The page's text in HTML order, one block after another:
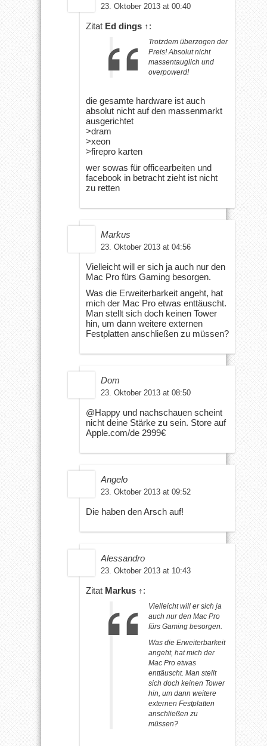
23. Oktober 2013 at 00:40
Zitat Ed dings ↑:
Trotzdem überzogen der
Preis! Absolut nicht
massentauglich und
overpowerd!
die gesamte hardware ist auch
absolut nicht auf den massenmarkt
ausgerichtet
>dram
>xeon
>firepro karten
wer sowas für officearbeiten und
facebook in betracht zieht ist nicht
zu retten
Markus
23. Oktober 2013 at 04:56
Vielleicht will er sich ja auch nur den
Mac Pro fürs Gaming besorgen.
Was die Erweiterbarkeit angeht, hat
mich der Mac Pro etwas enttäuscht.
Man stellt sich doch keinen Tower
hin, um dann weitere externen
Festplatten anschließen zu müssen?
Dom
23. Oktober 2013 at 08:50
@Happy und nachschauen scheint
nicht deine Stärke zu sein. Store auf
Apple.com/de 2999€
Angelo
23. Oktober 2013 at 09:52
Die haben den Arsch auf!
Alessandro
23. Oktober 2013 at 10:43
Zitat Markus ↑:
Vielleicht will er sich ja
auch nur den Mac Pro
fürs Gaming besorgen.
Was die Erweiterbarkeit
angeht, hat mich der
Mac Pro etwas
enttäuscht. Man stellt
sich doch keinen Tower
hin, um dann weitere
externen Festplatten
anschließen zu
müssen?